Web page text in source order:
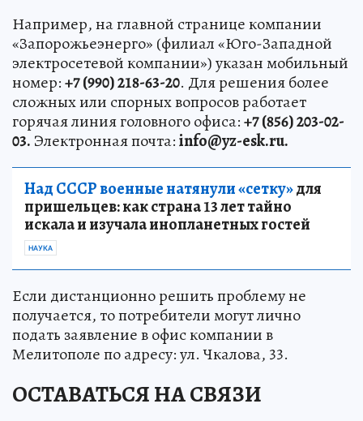
Например, на главной странице компании
«Запорожьеэнерго» (филиал «Юго-Западной
электросетевой компании») указан мобильный
номер:+7 (990) 218-63-20. Для решения более
сложных или спорных вопросов работает
горячая линия головного офиса:+7 (856) 203-02-
03. Электронная почта:info@yz-esk.ru.
Над СССР военные натянули «сетку»для
пришельцев: как страна 13 лет тайно
искала и изучала инопланетных гостей
НАУКА
Если дистанционно решить проблему не
получается, то потребители могут лично
подать заявление в офис компании в
Мелитополе по адресу: ул. Чкалова, 33.
ОСТАВАТЬСЯ НА СВЯЗИ